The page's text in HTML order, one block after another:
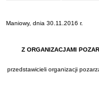
Wójt
/ - /
Maniowy, dnia 30.11.2016 r.
Z ORGANIZACJAMI
przedstawicieli organizacji